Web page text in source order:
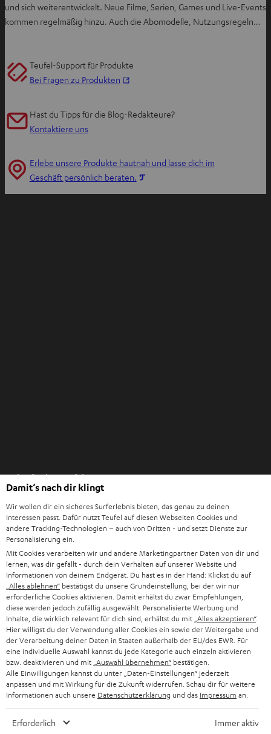
und sich weiterentwickelt. Neue Filme, Serien, Games und Live-Events
kommen regelmäßig hinzu. Auch die Abomodelle, Nutzungsregeln…
Teufel-Support für Produkte
Bei Fragen zu Produkten
n
T
a
Hast du Tipps für die Blog-Redakteure?
Kontaktiere uns
Erlebe unsere Produkte hautnah und lasse dich im
Geschäft persönlich beraten.
m
n
e
u
e
n
T
a
b
ö
n
e
n
Einkaufen bei Teufel
8 Wochen Rückgaberecht
Direkt vom Hersteller
7 Teufel Shops
Audio-Lexikon
Ratgeber
Wissen
Inside
Entertainment
Shop
Im neuen Tab öffnen
Kontakt
Newsletter
Netiquette
Daten-Einstellungen
Impressum
Damit‘s nach dir klingt
Wir wollen dir ein sicheres Surferlebnis bieten, das genau zu deinen
Interessen passt. Dafür nutzt Teufel auf diesen Webseiten Cookies und
andere Tracking-Technologien – auch von Dritten - und setzt Dienste zur
Personalisierung ein.
Mit Cookies verarbeiten wir und andere Marketingpartner Daten von dir und
lernen, was dir gefällt - durch dein Verhalten auf unserer Website und
Informationen von deinem Endgerät. Du hast es in der Hand: Klickst du auf
„Alles ablehnen“ bestätigst du unsere Grundeinstellung, bei der wir nur
erforderliche Cookies aktivieren. Damit erhältst du zwar Empfehlungen,
diese werden jedoch zufällig ausgewählt. Personalisierte Werbung und
Inhalte, die wirklich relevant für dich sind, erhältst du mit „Alles akzeptieren“.
Hier willigst du der Verwendung aller Cookies ein sowie der Weitergabe und
der Verarbeitung deiner Daten in Staaten außerhalb der EU/des EWR. Für
eine individuelle Auswahl kannst du jede Kategorie auch einzeln aktivieren
bzw. deaktivieren und mit „Auswahl übernehmen“ bestätigen.
Alle Einwilligungen kannst du unter „Daten-Einstellungen“ jederzeit
anpassen und mit Wirkung für die Zukunft widerrufen. Schau dir für weitere
Informationen auch unsere Datenschutzerklärung und das Impressum an.
Erforderlich Immer aktiv